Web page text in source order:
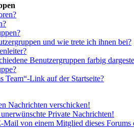
und wie trete ich ihnen bei?
Benutzergruppen farbig
Team“-Link auf der Startseite?
Nachrichten verschicken!
Private Nachrichten!
Mail von einem Mitglied dieses Forums